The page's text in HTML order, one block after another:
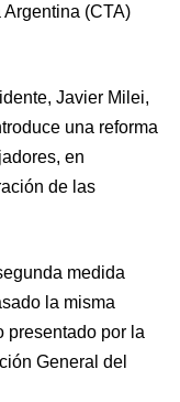
(CTA)
Javier Milei,
una reforma
en
de las
medida
la misma
presentado por la
General del